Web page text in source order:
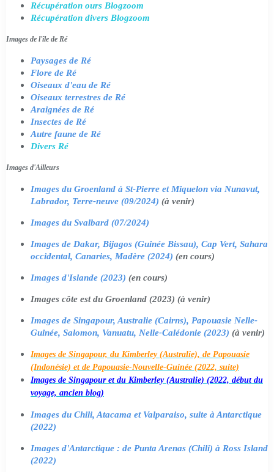
Récupération ours Blogzoom
Récupération divers Blogzoom
Images de l'île de Ré
Paysages de Ré
Flore de Ré
Oiseaux d'eau de Ré
Oiseaux terrestres de Ré
Araignées de Ré
Insectes de Ré
Autre faune de Ré
Divers Ré
Images d'Ailleurs
Images du Groenland à St-Pierre et Miquelon via Nunavut,
Labrador, Terre-neuve (09/2024) (à venir)
Images du Svalbard (07/2024)
Images de Dakar, Bijagos (Guinée Bissau), Cap Vert, Sahara
occidental, Canaries, Madère (2024) (en cours)
Images d'Islande (2023) (en cours)
Images côte est du Groenland (2023) (à venir)
Images de Singapour, Australie (Cairns), Papouasie Nelle-
Guinée, Salomon, Vanuatu, Nelle-Calédonie (2023) (à venir)
Images de Singapour, du Kimberley (Australie), de Papouasie
(Indonésie) et de Papouasie-Nouvelle-Guinée (2022, suite)
Images de Singapour et du Kimberley (Australie) (2022, début du
voyage, ancien blog)
Images du Chili, Atacama et Valparaiso, suite à Antarctique
(2022)
Images d'Antarctique : de Punta Arenas (Chili) à Ross Island
(2022)